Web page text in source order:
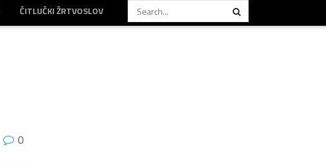
ČITLUČKI ŽRTVOSLOV
0